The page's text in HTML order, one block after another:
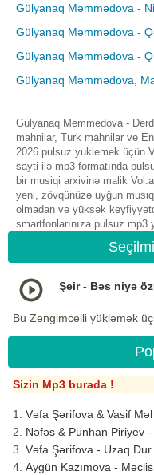
Gülyanaq Məmmədova -
Gülyanaq Məmmədova -
Gülyanaq Məmmədova -
Gülyanaq Məmmədova,
Gulyanaq Memmedova -
mahnilar, Turk mahnilar ve
2026 pulsuz yuklemek üçün
sayti ilə mp3 formatında
bir musiqi arxivinə malik
yeni, zövqünüzə uyğun
olmadan və yüksək
smartfonlarınıza pulsuz mp3
Şeir - Bəs niyə
Bu Zengimcelli yükləmək
Sizin Mp3 burada !
Vəfa Şərifova & Vasif
Nəfəs & Pünhan Piriyev
Vəfa Şərifova - Uzaq Dur
Aygün Kazımova - Məclis